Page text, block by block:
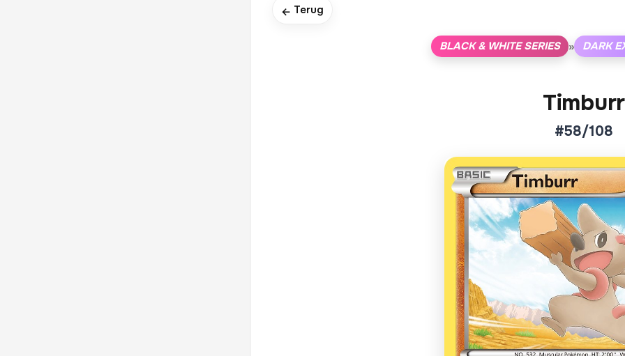
← Terug
BLACK & WHITE SERIES » DARK
Timburr
#58/108